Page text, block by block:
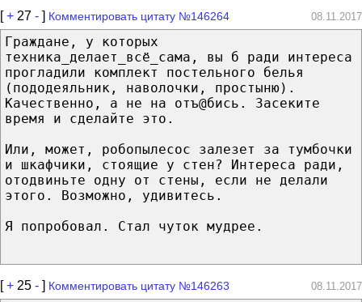
[+ 27 - ] Комментировать цитату №146264 08.11.2017
Граждане, у которых
техника_делает_всё_сама, вы б ради интереса
прогладили комплект постельного белья
(пододеяльник, наволочки, простыню).
Качественно, а не на отъ@бись. Засеките
время и сделайте это.
Или, может, робопылесос залезет за тумбочки
и шкафчики, стоящие у стен? Интереса ради,
отодвиньте одну от стены, если не делали
этого. Возможно, удивитесь.
Я попробовал. Стал чуток мудрее.
[+ 25 - ] Комментировать цитату №146263 08.11.2017